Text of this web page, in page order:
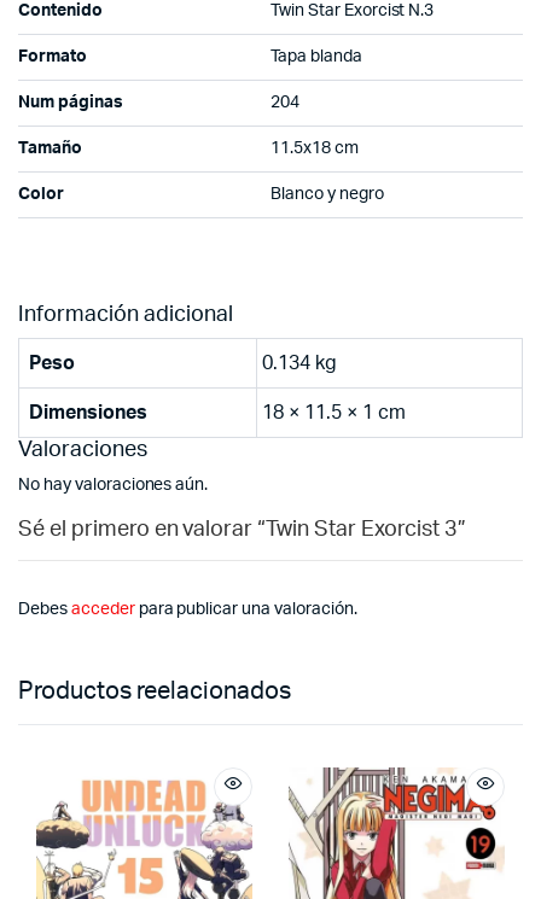
Contenido Twin Star Exorcist N.3
Formato Tapa blanda
Num páginas 204
Tamaño 11.5x18 cm
Color Blanco y negro
Información adicional
Peso 0.134 kg
Dimensiones 18 × 11.5 × 1 cm
Valoraciones
No hay valoraciones aún.
Sé el primero en valorar “Twin Star Exorcist 3”
Debes accederpara publicar una valoración.
Productos reelacionados